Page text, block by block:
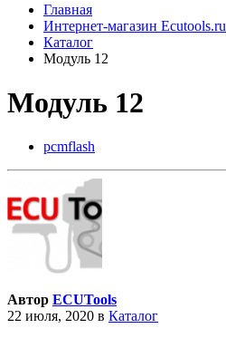
Главная
Интернет-магазин Ecutools.ru
Каталог
Модуль 12
Модуль 12
pcmflash
Автор ECUTools
22 июля, 2020 в Каталог